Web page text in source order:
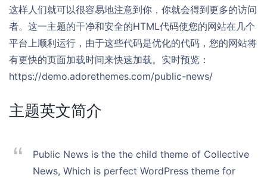
这样人们就可以很容易地注意到你，你就会得到更多的访问
者。这一主题的干净和安全的HTML代码使您的网站在几个
平台上顺利运行，由于这些代码是优化的代码，您的网站将
有更快的页面加载时间来快速加载。实时预览：
https://demo.adorethemes.com/public-news/
主题英文简介
Public News is the the child theme of Collective
News, Which is perfect WordPress theme for